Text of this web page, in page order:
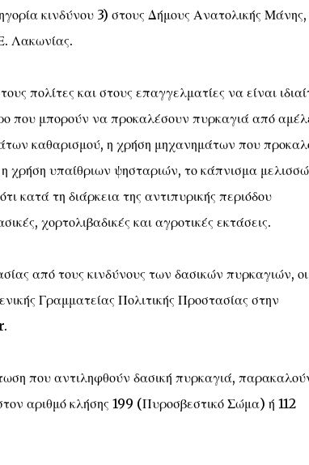
κινδύνου 3) στους Δήμους Ανατολικής Μάνης,
Λακωνίας.
πολίτες και στους επαγγελματίες να είναι
που μπορούν να προκαλέσουν πυρκαγιά από
καθαρισμού, η χρήση μηχανημάτων που
χρήση υπαίθριων ψησταριών, το κάπνισμα
κατά τη διάρκεια της αντιπυρικής περιόδου
χορτολιβαδικές και αγροτικές εκτάσεις.
από τους κινδύνους των δασικών πυρκαγιών, οι
Γραμματείας Πολιτικής Προστασίας στην
που αντιληφθούν δασική πυρκαγιά,
αριθμό κλήσης 199 (Πυροσβεστικό Σώμα) ή 112